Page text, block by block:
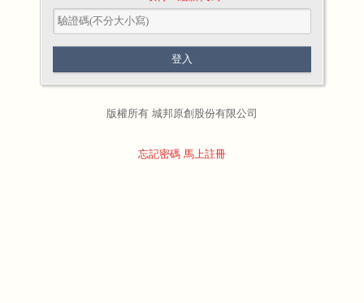
版權所有 城邦原創股份有限公司
忘記密碼 馬上註冊